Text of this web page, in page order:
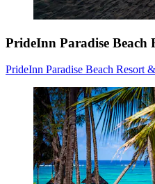
PrideInn Paradise Beach
PrideInn Paradise Beach Resort